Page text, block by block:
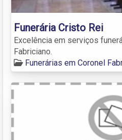
Funerária Cristo Rei
Excelência em serviços
Fabriciano.
Funerárias em Coronel